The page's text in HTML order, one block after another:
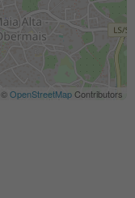
©OpenStreetMapContributors